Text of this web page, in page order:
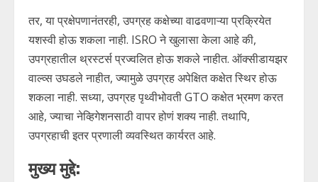
तर, या प्रक्षेपणानंतरही, उपग्रह कक्षेच्या वाढवणाऱ्या प्रक्रियेत
यशस्वी होऊ शकला नाही. ISRO ने खुलासा केला आहे की,
उपग्रहातील थ्रस्टर्स प्रज्वलित होऊ शकले नाहीत. ऑक्सीडायझर
वाल्व्स उघडले नाहीत, ज्यामुळे उपग्रह अपेक्षित कक्षेत स्थिर होऊ
शकला नाही. सध्या, उपग्रह पृथ्वीभोवती GTO कक्षेत भ्रमण करत
आहे, ज्याचा नेव्हिगेशनसाठी वापर होणं शक्य नाही. तथापि,
उपग्रहाची इतर प्रणाली व्यवस्थित कार्यरत आहे.
मुख्य मुद्दे: